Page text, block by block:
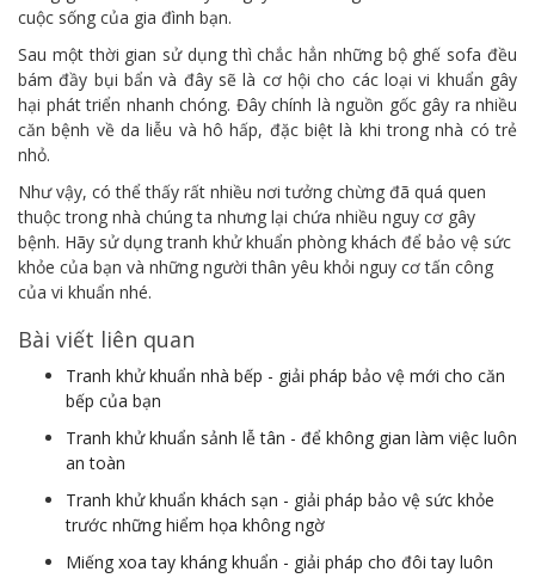
cuộc sống của gia đình bạn.
Sau một thời gian sử dụng thì chắc hẳn những bộ ghế sofa đều
bám đầy bụi bẩn và đây sẽ là cơ hội cho các loại vi khuẩn gây
hại phát triển nhanh chóng. Đây chính là nguồn gốc gây ra nhiều
căn bệnh về da liễu và hô hấp, đặc biệt là khi trong nhà có trẻ
nhỏ.
Như vậy, có thể thấy rất nhiều nơi tưởng chừng đã quá quen
thuộc trong nhà chúng ta nhưng lại chứa nhiều nguy cơ gây
bệnh. Hãy sử dụng tranh khử khuẩn phòng khách để bảo vệ sức
khỏe của bạn và những người thân yêu khỏi nguy cơ tấn công
của vi khuẩn nhé.
Bài viết liên quan
Tranh khử khuẩn nhà bếp - giải pháp bảo vệ mới cho căn
bếp của bạn
Tranh khử khuẩn sảnh lễ tân - để không gian làm việc luôn
an toàn
Tranh khử khuẩn khách sạn - giải pháp bảo vệ sức khỏe
trước những hiểm họa không ngờ
Miếng xoa tay kháng khuẩn - giải pháp cho đôi tay luôn